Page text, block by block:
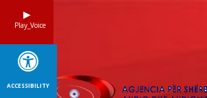
Play_Voice
ACCESSIBILITY